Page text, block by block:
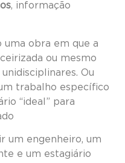
, informação
uma obra em que a
ou mesmo
Ou
trabalho específico
“ideal” para
um engenheiro, um
e um estagiário